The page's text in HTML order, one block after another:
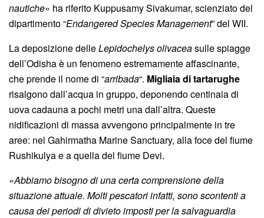
nautiche» ha riferito Kuppusamy Sivakumar, scienziato del
dipartimento “Endangered Species Management” del WII.
La deposizione delleLepidochelys olivaceasulle spiagge
dell’Odisha è un fenomeno estremamente affascinante,
che prende il nome di “arribada“. Migliaia di tartarughe
risalgono dall’acqua in gruppo, deponendo centinaia di
uova cadauna a pochi metri una dall’altra. Queste
nidificazioni di massa avvengono principalmente in tre
aree: nel Gahirmatha Marine Sanctuary, alla foce del fiume
Rushikulya e a quella del fiume Devi.
«Abbiamo bisogno di una certa comprensione della
situazione attuale. Molti pescatori infatti, sono scontenti a
causa dei periodi di divieto imposti per la salvaguardia